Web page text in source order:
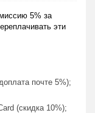
5% за
эти
почте 5%);
(скидка 10%);